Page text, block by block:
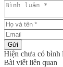
Gửi
Hiện chưa có bình
Bài viết liên quan